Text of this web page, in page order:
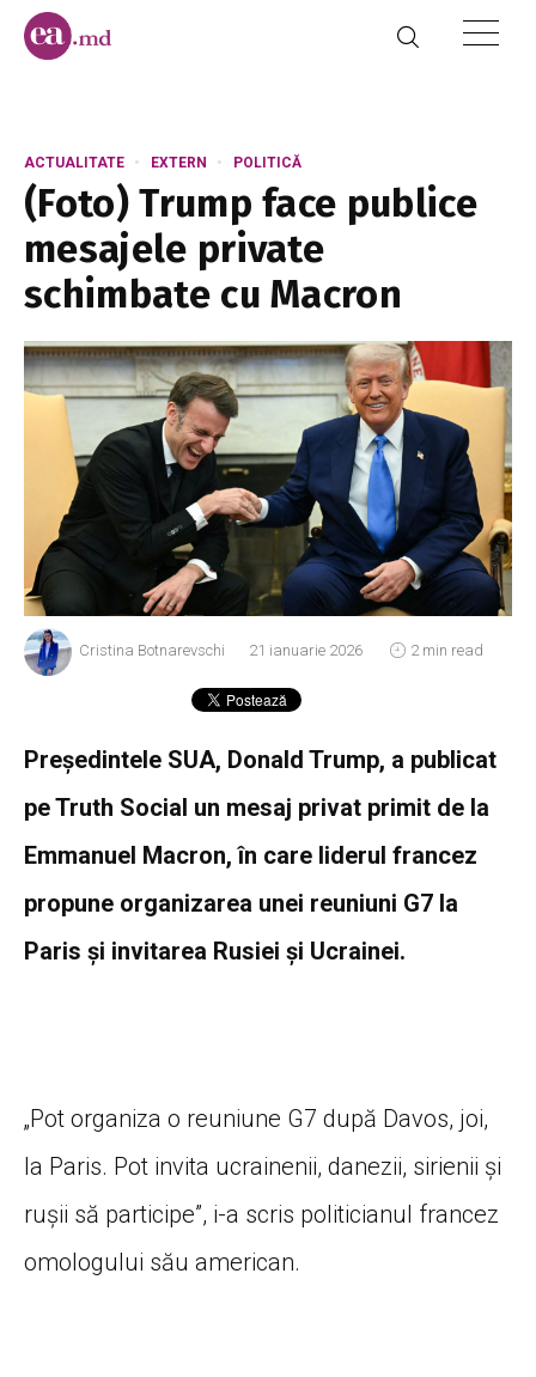
ACTUALITATE EXTERN POLITICĂ
(Foto) Trump face publice
mesajele private
schimbate cu Macron
Cristina Botnarevschi 21 ianuarie 2026 2 min read
Președintele SUA, Donald Trump, a publicat
pe Truth Social un mesaj privat primit de la
Emmanuel Macron, în care liderul francez
propune organizarea unei reuniuni G7 la
Paris și invitarea Rusiei și Ucrainei.
„Pot organiza o reuniune G7 după Davos, joi,
la Paris. Pot invita ucrainenii, danezii, sirienii și
rușii să participe”, i-a scris politicianul francez
omologului său american.